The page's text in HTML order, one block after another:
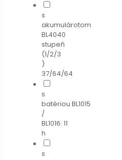
s
akumulárotom
BL4040
stupeň
(1/2/3
)
37/64/64
s
batériou BL1015
/
BL1016: 11
h
s